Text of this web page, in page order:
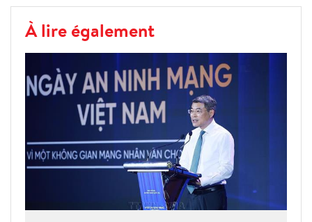
À lire également